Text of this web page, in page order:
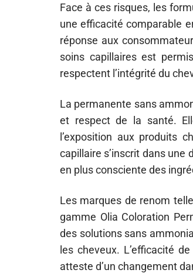
Face à ces risques, les
une efficacité comparable
réponse aux
soins capillaires est
respectent l’intégrité du
La permanente sans
et respect de la santé.
l’exposition aux produits
capillaire s’inscrit dans une
en plus consciente des
Les marques de renom
gamme Olia Coloration
des solutions sans
les cheveux. L’efficacité
atteste d’un changement